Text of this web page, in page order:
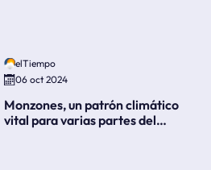
elTiempo
06 oct 2024
Monzones, un patrón climático
vital para varias partes del